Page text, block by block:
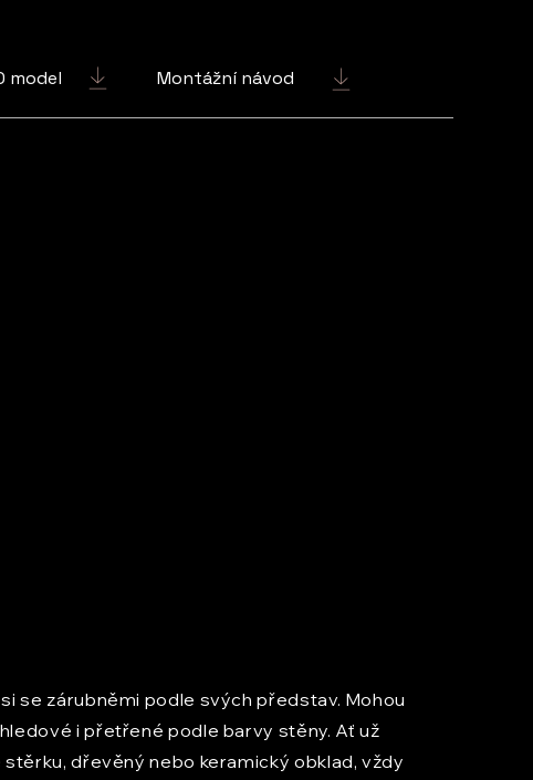
model Montážní návod
se zárubněmi podle svých představ. Mohou
i přetřené podle barvy stěny. Ať už
stěrku, dřevěný nebo keramický obklad, vždy